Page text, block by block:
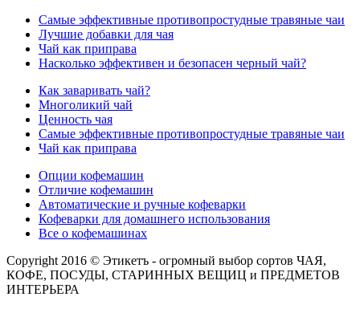
Самые эффективные противопростудные травяные чаи
Лучшие добавки для чая
Чай как приправа
Насколько эффективен и безопасен черный чай?
Как заваривать чай?
Многоликий чай
Ценность чая
Самые эффективные противопростудные травяные чаи
Чай как приправа
Опции кофемашин
Отличие кофемашин
Автоматические и ручные кофеварки
Кофеварки для домашнего использования
Все о кофемашинах
Copyright 2016 © Этикетъ - огромный выбор сортов ЧАЯ,
КОФЕ, ПОСУДЫ, СТАРИННЫХ ВЕЩИЦ и ПРЕДМЕТОВ
ИНТЕРЬЕРА